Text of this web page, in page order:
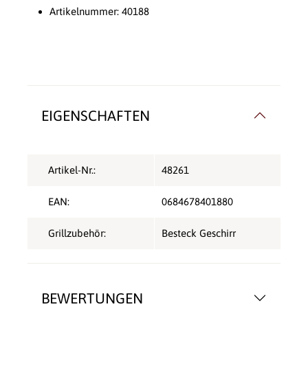
Artikelnummer: 40188
BEWERTUNGEN
EIGENSCHAFTEN
Artikel-Nr.: 48261
EAN: 0684678401880
Grillzubehör: Besteck Geschirr